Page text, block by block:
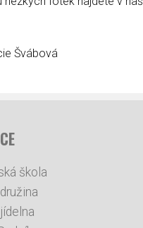
Švábová
škola